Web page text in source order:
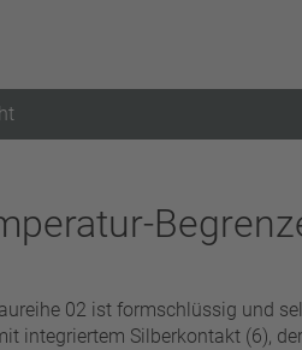
02 ist formschlüssig und
integriertem Silberkontakt (6),